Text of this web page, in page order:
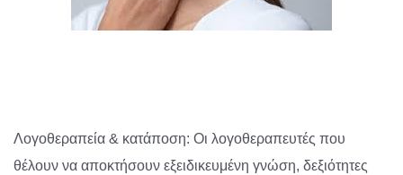
Λογοθεραπεία & κατάποση: Οι λογοθεραπευτές που
θέλουν να αποκτήσουν εξειδικευμένη γνώση, δεξιότητες